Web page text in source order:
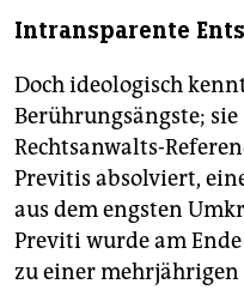
Intransparente
Doch ideologisch
Berührungsängste;
Rechtsanwalts-
Previtis absolviert,
aus dem engsten
Previti wurde am
zu einer